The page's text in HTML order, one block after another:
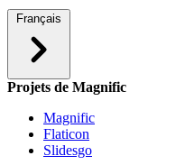
Français
Projets de Magnific
Magnific
Flaticon
Slidesgo